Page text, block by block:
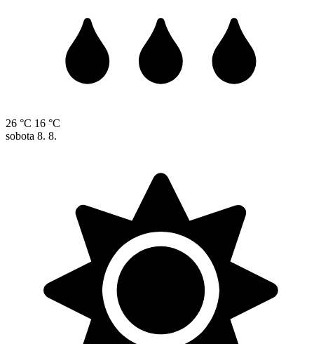
26 °C 16 °C
sobota 8. 8.